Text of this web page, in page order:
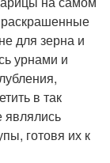
для зерна и
урнами и
в так
готовя их к